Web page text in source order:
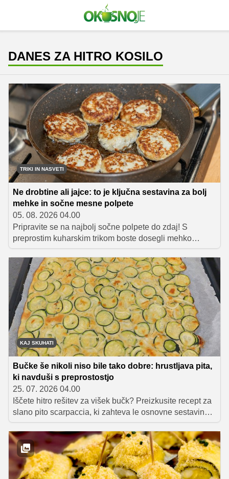
DANES ZA HITRO KOSILO
TRIKI IN NASVETI
Ne drobtine ali jajce: to je ključna sestavina za bolj
mehke in sočne mesne polpete
05. 08. 2026 04.00
Pripravite se na najbolj sočne polpete do zdaj! S
preprostim kuharskim trikom boste dosegli mehko
teksturo in popoln okus, ki navduši ob prvem grižljaju.
Preverite, katera vsakdanja sestavina iz shrambe bo
poskrbela za popoln uspeh.
KAJ SKUHATI
Bučke še nikoli niso bile tako dobre: hrustljava pita,
ki navduši s preprostostjo
25. 07. 2026 04.00
Iščete hitro rešitev za višek bučk? Preizkusite recept za
slano pito scarpaccia, ki zahteva le osnovne sestavine
in malo časa. Z dodatkom koruzne moke bo pita vselej
popolnoma hrustljava, njena priprava pa preprosta in
izjemno praktična.